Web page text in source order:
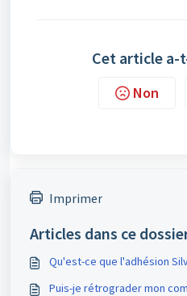
Cet article a-
Non
Imprimer
Articles dans ce
Qu'est-ce que l'adhésion
Puis-je rétrograder mon